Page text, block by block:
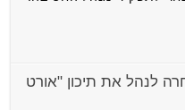
לנהל את תיכון "אורט